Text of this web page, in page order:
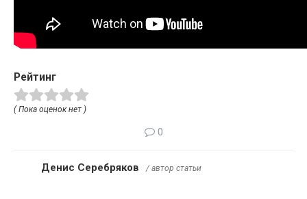
Рейтинг
( Пока оценок нет )
0
Денис Серебряков / автор статьи